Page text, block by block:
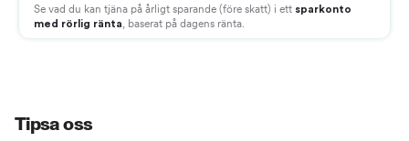
Tipsa oss